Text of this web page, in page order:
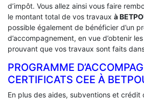
d’impôt. Vous allez ainsi vous faire
le montant total de vos travaux à
possible également de bénéficier d’un
d’accompagnement, en vue d’obtenir
prouvant que vos travaux sont faits
PROGRAMME
CERTIFICATS CEE À
En plus des aides, subventions et crédit